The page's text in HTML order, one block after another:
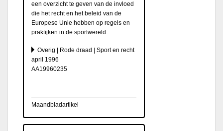
een overzicht te geven van de invloed
die het recht en het beleid van de
Europese Unie hebben op regels en
praktijken in de sportwereld.
Overig | Rode draad | Sport en recht
april 1996
AA19960235
Maandbladartikel